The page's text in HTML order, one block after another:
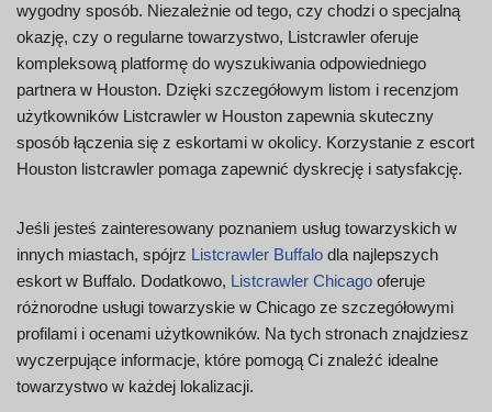
wygodny sposób. Niezależnie od tego, czy chodzi o specjalną
okazję, czy o regularne towarzystwo, Listcrawler oferuje
kompleksową platformę do wyszukiwania odpowiedniego
partnera w Houston. Dzięki szczegółowym listom i recenzjom
użytkowników Listcrawler w Houston zapewnia skuteczny
sposób łączenia się z eskortami w okolicy. Korzystanie z escort
Houston listcrawler pomaga zapewnić dyskrecję i satysfakcję.
Jeśli jesteś zainteresowany poznaniem usług towarzyskich w
innych miastach, spójrz Listcrawler Buffalo dla najlepszych
eskort w Buffalo. Dodatkowo, Listcrawler Chicago oferuje
różnorodne usługi towarzyskie w Chicago ze szczegółowymi
profilami i ocenami użytkowników. Na tych stronach znajdziesz
wyczerpujące informacje, które pomogą Ci znaleźć idealne
towarzystwo w każdej lokalizacji.